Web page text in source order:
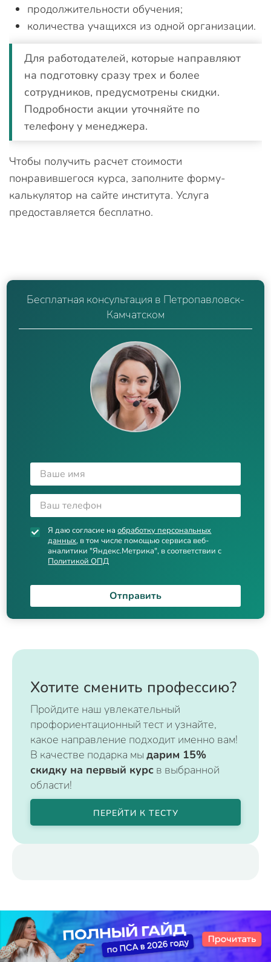
продолжительности обучения;
количества учащихся из одной организации.
Для работодателей, которые направляют
на подготовку сразу трех и более
сотрудников, предусмотрены скидки.
Подробности акции уточняйте по
телефону у менеджера.
Чтобы получить расчет стоимости
понравившегося курса, заполните форму-
калькулятор на сайте института. Услуга
предоставляется бесплатно.
Бесплатная консультация в Петропавловск-
Камчатском
Я даю согласие наобработку персональных
данных, в том числе помощью сервиса веб-
аналитики "Яндекс.Метрика", в соответствии с
Политикой ОПД
Отправить
Хотите сменить профессию?
Пройдите наш увлекательный
профориентационный тест и узнайте,
какое направление подходит именно вам!
В качестве подарка мы дарим 15%
скидку на первый курс в выбранной
области!
ПЕРЕЙТИ К ТЕСТУ